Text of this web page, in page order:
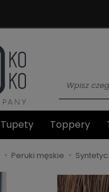
Tupety Toppery
Peruki męskie